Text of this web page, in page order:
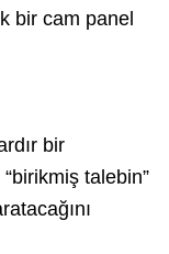
bir cam panel
bir
talebin”